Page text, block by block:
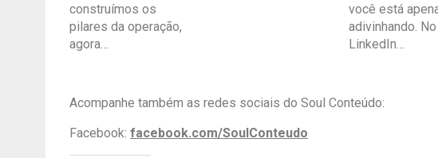
construímos os
pilares da operação,
agora…
você está
adivinhando. No
LinkedIn…
Acompanhe também as redes sociais do Soul Conteúdo:
Facebook: facebook.com/SoulConteudo